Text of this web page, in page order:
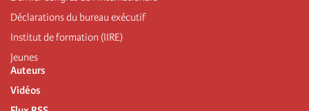
Déclarations du bureau exécutif
Institut de formation (IIRE)
Jeunes
Auteurs
Vidéos